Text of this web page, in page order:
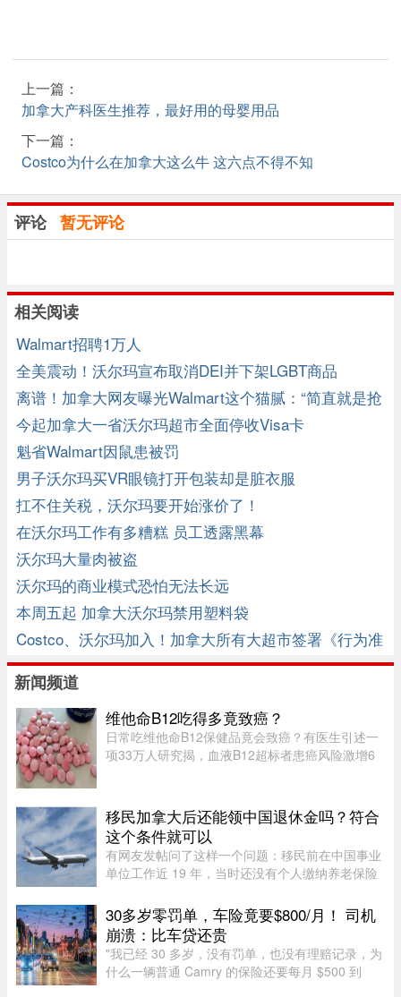
上一篇：
加拿大产科医生推荐，最好用的母婴用品
下一篇：
Costco为什么在加拿大这么牛 这六点不得不知
评论 暂无评论
相关阅读
Walmart招聘1万人
全美震动！沃尔玛宣布取消DEI并下架LGBT商品
离谱！加拿大网友曝光Walmart这个猫腻：“简直就是抢
劫！”
今起加拿大一省沃尔玛超市全面停收Visa卡
魁省Walmart因鼠患被罚
男子沃尔玛买VR眼镜打开包装却是脏衣服
扛不住关税，沃尔玛要开始涨价了！
在沃尔玛工作有多糟糕 员工透露黑幕
沃尔玛大量肉被盗
沃尔玛的商业模式恐怕无法长远
本周五起 加拿大沃尔玛禁用塑料袋
Costco、沃尔玛加入！加拿大所有大超市签署《行为准
则》
新闻频道
维他命B12吃得多竟致癌？
日常吃维他命B12保健品竟会致癌？有医生引述一
项33万人研究揭，血液B12超标者患癌风险激增6
科医生陈欣湄在Facebook专页发文 ...
移民加拿大后还能领中国退休金吗？符合
这个条件就可以
有网友发帖问了这样一个问题：移民前在中国事业
单位工作近 19 年，当时还没有个人缴纳养老保险
资格领国内退休金？这个问题戳到了很多中年移民
的痛处。在加拿大生活久了 ...
30多岁零罚单，车险竟要$800/月！ 司机
崩溃：比车贷还贵
"我已经 30 多岁，没有罚单，也没有理赔记录，为
什么一辆普通 Camry 的保险还要每月 $500 到